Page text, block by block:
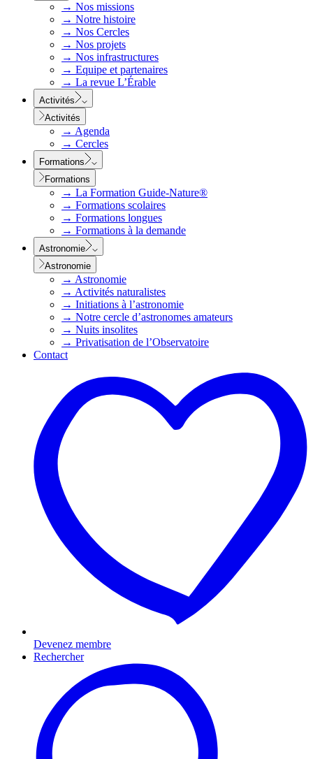
→ Nos missions
→ Notre histoire
→ Nos Cercles
→ Nos projets
→ Nos infrastructures
→ Equipe et partenaires
→ La revue L’Érable
Activités
Activités
→ Agenda
→ Cercles
Formations
Formations
→ La Formation Guide-Nature®
→ Formations scolaires
→ Formations longues
→ Formations à la demande
Astronomie
Astronomie
→ Astronomie
→ Activités naturalistes
→ Initiations à l’astronomie
→ Notre cercle d’astronomes amateurs
→ Nuits insolites
→ Privatisation de l’Observatoire
Contact
Devenez membre
Rechercher